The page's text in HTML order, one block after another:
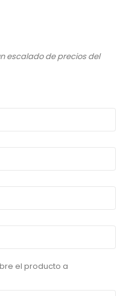
escalado de precios del
el producto a